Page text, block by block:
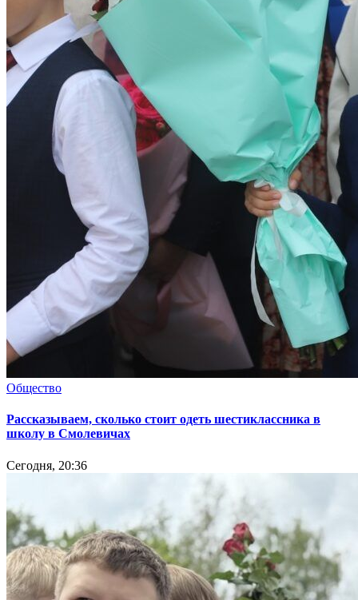
Общество
Рассказываем, сколько стоит одеть шестиклассника в
школу в Смолевичах
Сегодня, 20:36